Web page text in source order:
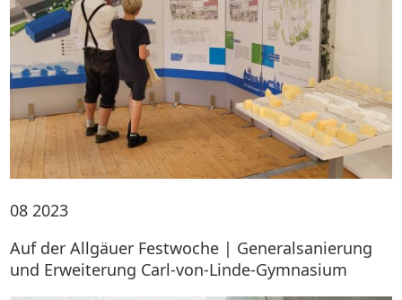
08 2023
Auf der Allgäuer Festwoche | Generalsanierung
und Erweiterung Carl-von-Linde-Gymnasium